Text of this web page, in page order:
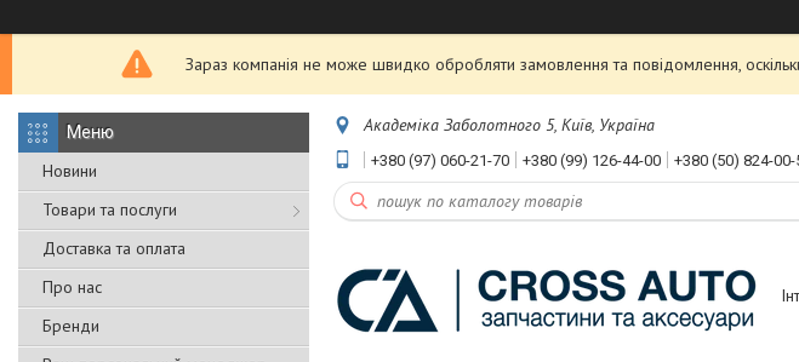
Зараз компанія не може швидко обробляти замовлення та повідомлення,
Новини
Товари та послуги
Доставка та оплата
Про нас
Бренди
Академіка Заболотного 5, Київ, Україна
+380 (97) 060-21-70 +380 (99) 126-44-00 +380 (50) 824-00-